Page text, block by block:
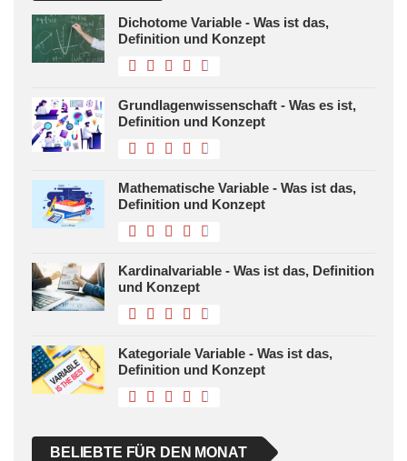
Dichotome Variable - Was ist das,
Definition und Konzept
Grundlagenwissenschaft - Was es ist,
Definition und Konzept
Mathematische Variable - Was ist das,
Definition und Konzept
Kardinalvariable - Was ist das, Definition
und Konzept
Kategoriale Variable - Was ist das,
Definition und Konzept
BELIEBTE FÜR DEN MONAT